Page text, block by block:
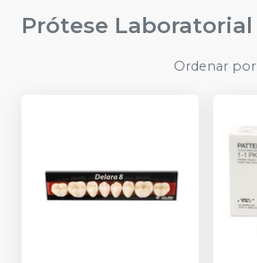
Prótese Laboratorial
Ordenar por